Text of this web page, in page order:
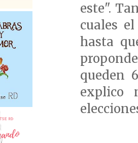
este".
cuales
hasta
queden
explico